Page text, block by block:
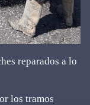
reparados a lo
los tramos